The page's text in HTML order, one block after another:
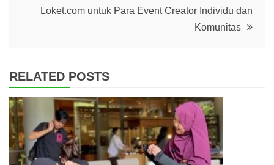
Loket.com untuk Para Event Creator Individu dan
Komunitas
RELATED POSTS